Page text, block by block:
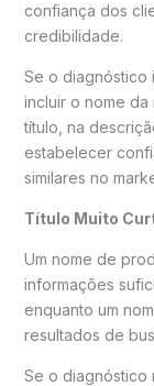
confiança dos
credibilidade.
Se o diagnóstico
incluir o nome
título, na
estabelecer
similares no
Título Muito
Um nome de
informações
enquanto um
resultados de
Se o diagnóstico